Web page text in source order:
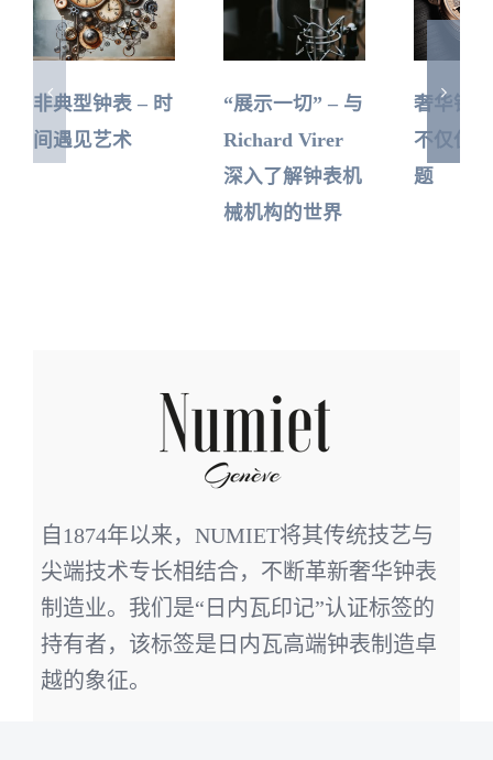
非典型钟表 – 时
间遇见艺术
“展示一切” – 与
Richard Virer
深入了解钟表机
械机构的世界
奢华钟
不仅仅
题
自1874年以来，NUMIET将其传统技艺与
尖端技术专长相结合，不断革新奢华钟表
制造业。我们是“日内瓦印记”认证标签的
持有者，该标签是日内瓦高端钟表制造卓
越的象征。